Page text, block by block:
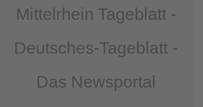
powered byUsercentrics Consent
Management Platform&eRecht24
Mittelrhein Tageblatt -
Deutsches-Tageblatt -
Das Newsportal